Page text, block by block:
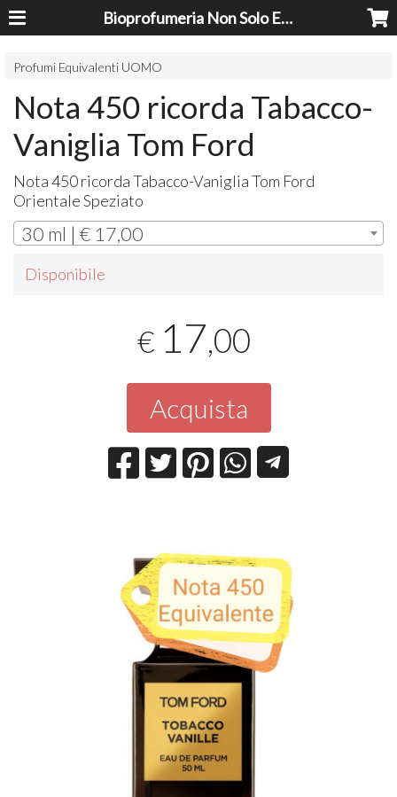
Bioprofumeria Non Solo Essenze
Profumi Equivalenti UOMO
Nota 450 ricorda Tabacco-
Vaniglia Tom Ford
Nota 450 ricorda Tabacco-Vaniglia Tom Ford
Orientale Speziato
30 ml | € 17,00
Disponibile
€ 17,00
Acquista